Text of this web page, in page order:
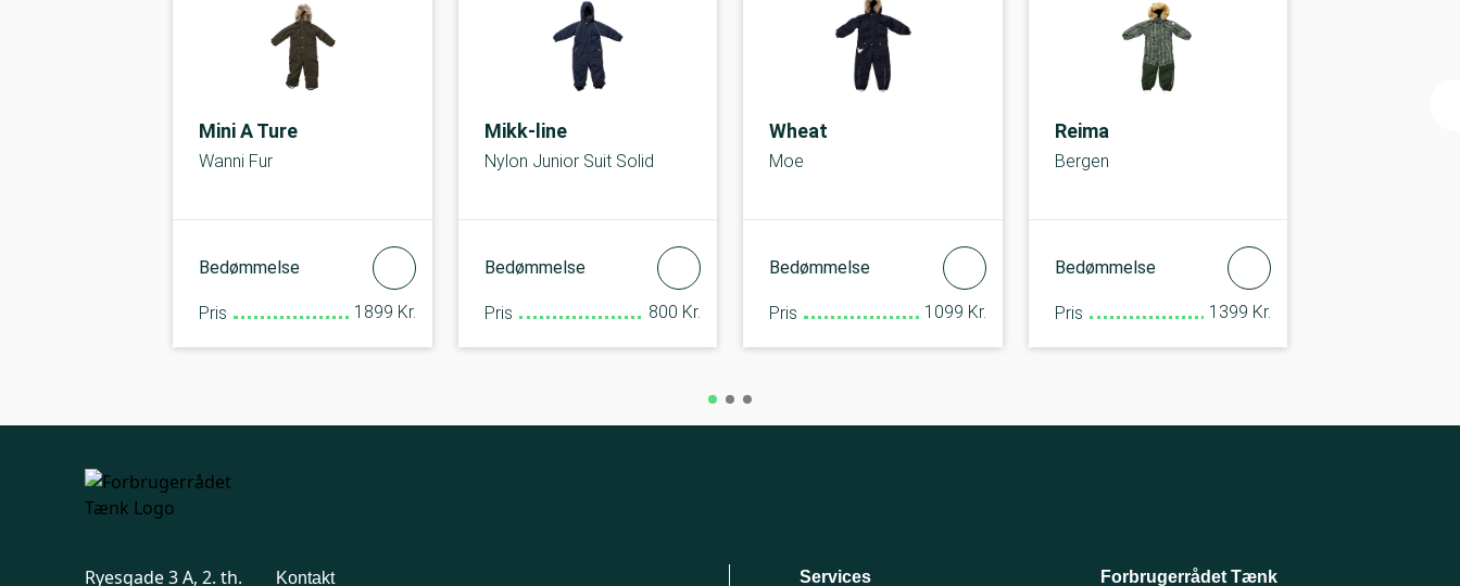
Mini A Ture
Wanni Fur
Bedømmelse
Pris 1899 Kr.
Mikk-line
Nylon Junior Suit Solid
Bedømmelse
Pris 800 Kr.
Wheat
Moe
Bedømmelse
Pris 1099 Kr.
Reima
Bergen
Bedømmelse
Pris 1399 Kr.
Ryesgade 3 A, 2. th. Kontakt Services Forbrugerrådet Tænk